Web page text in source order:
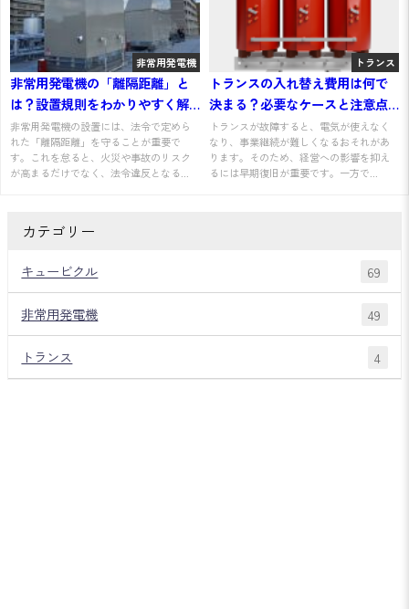
非常用発電機
非常用発電機の「離隔距離」と
は？設置規則をわかりやすく解
説
非常用発電機の設置には、法令で定めら
れた「離隔距離」を守ることが重要で
す。これを怠ると、火災や事故のリスク
が高まるだけでなく、法令違反となる...
トランス
トランスの入れ替え費用は何で
決まる？必要なケースと注意点
を解説
トランスが故障すると、電気が使えなく
なり、事業継続が難しくなるおそれがあ
ります。そのため、経営への影響を抑え
るには早期復旧が重要です。一方で...
カテゴリー
キュービクル 69
非常用発電機 49
トランス 4